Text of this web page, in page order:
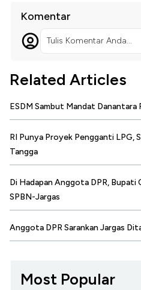
Komentar
Tulis Komentar Anda...
Related Articles
ESDM Sambut Mandat Danantara
RI Punya Proyek Pengganti LPG,
Tangga
Di Hadapan Anggota DPR, Bupati
SPBN-Jargas
Anggota DPR Sarankan Jargas
Most Popular